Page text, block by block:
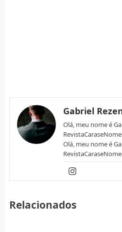
Gabriel
Olá, meu nome é
Olá, meu nome é
Relacionados